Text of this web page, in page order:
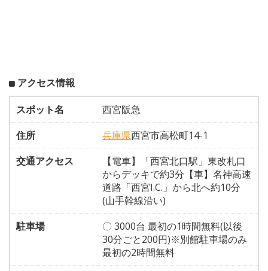
アクセス情報
スポット名
西宮阪急
住所
兵庫県西宮市高松町14-1
交通アクセス
【電車】「西宮北口駅」東改札口
からデッキで約3分【車】名神高速
道路「西宮I.C.」から北へ約10分
(山手幹線沿い)
駐車場
〇 3000台 最初の1時間無料(以後
30分ごと200円)※別館駐車場のみ
最初の2時間無料